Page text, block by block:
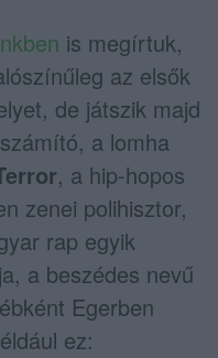
is megírtuk,
az elsők
de játszik majd
a lomha
, a hip-hopos
zenei polihisztor,
rap egyik
a beszédes nevű
Egerben
ez: